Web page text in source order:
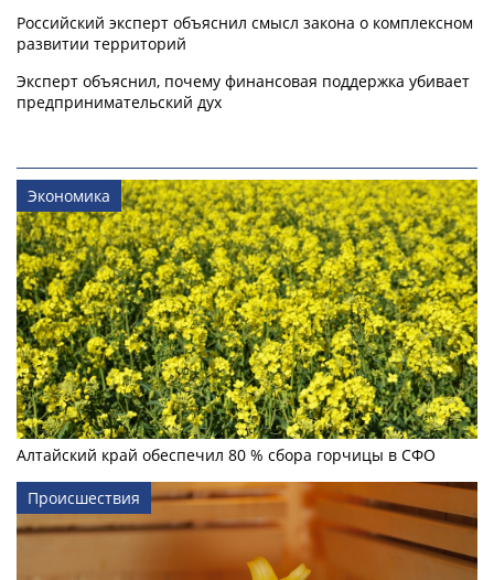
Российский эксперт объяснил смысл закона о комплексном
развитии территорий
Эксперт объяснил, почему финансовая поддержка убивает
предпринимательский дух
Экономика
Алтайский край обеспечил 80 % сбора горчицы в СФО
Происшествия